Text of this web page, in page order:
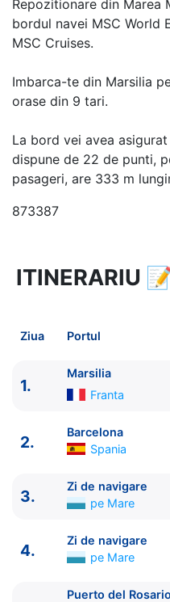
Repozitionare din Marea
bordul navei MSC World
MSC Cruises.
Imbarca-te din Marsilia
orase din 9 tari.
La bord vei avea
dispune de 22 de punti,
pasageri, are 333 m
873387
19 zile vacanta de
Repozitionare din
Sosire pe 05 Dec 2026
MSC World Europa
ITINERARIU
Ziua Portul
1.
Marsilia
Franta
2.
Barcelona
Spania
3.
Zi de navigare
pe Mare
4.
Zi de navigare
pe Mare
Puerto del